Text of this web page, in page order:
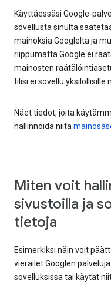
Käyttäessäsi Google-
sovellusta sinulta
mainoksia Googlelta ja
riippumatta Google ei
mainosten
tilisi ei sovellu yksilöllisille
Näet tiedot, joita
hallinnoida niitä
Miten voit
sivustoilla ja
tietoja
Esimerkiksi näin voit
vierailet Googlen
sovelluksissa tai käytät